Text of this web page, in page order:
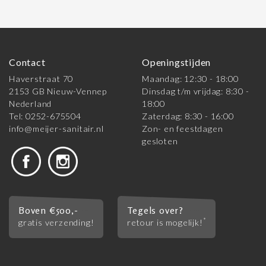
Contact
Haverstraat 70
2153 GB Nieuw-Vennep
Nederland
Tel: 0252-675504
info@meijer-sanitair.nl
Openingstijden
Maandag: 12:30 - 18:00
Dinsdag t/m vrijdag: 8:30 -
18:00
Zaterdag: 8:30 - 16:00
Zon- en feestdagen
gesloten
Boven €500,-
gratis verzending!
Tegels over?
retour is mogelijk! *